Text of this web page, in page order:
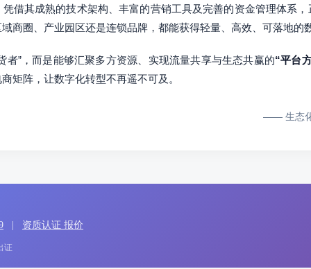
凭借其成熟的技术架构、丰富的营销工具及完善的资金管理体系
商圈、产业园区还是连锁品牌，都能获得轻量、高效、可落地的
者”，而是能够汇聚多方资源、实现流量共享与生态共赢的“平台
矩阵，让数字化转型不再遥不可及。
—— 生态
资质认证 报价
证